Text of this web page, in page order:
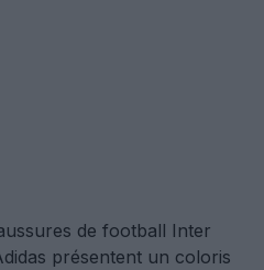
de football Inter
présentent un coloris